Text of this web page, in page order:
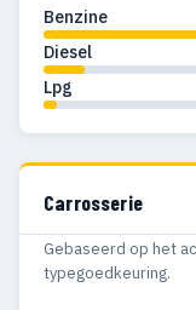
Benzine
Diesel
Lpg
Carrosserie
Gebaseerd op het
typegoedkeuring.